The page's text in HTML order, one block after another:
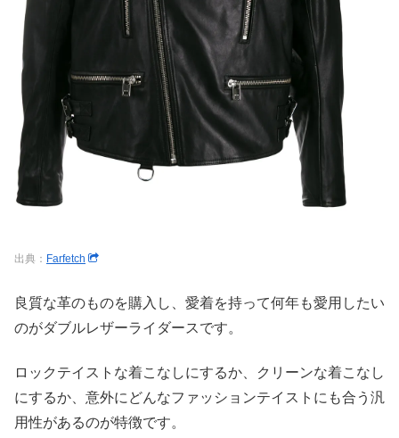
出典： Farfetch
良質な革のものを購入し、愛着を持って何年も愛用したい
のがダブルレザーライダースです。
ロックテイストな着こなしにするか、クリーンな着こなし
にするか、意外にどんなファッションテイストにも合う汎
用性があるのが特徴です。